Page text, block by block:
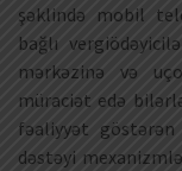
şəklində mobil
bağlı
mərkəzinə və
müraciət edə
fəaliyyət
dəstəyi